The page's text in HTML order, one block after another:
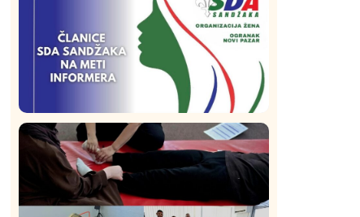
Požar od Magliča do Ušća, brda u
plamenu – vatrogasci na terenu
Istaknuto Politika 169
Organizacija žena SDA Sandžaka osudila
tekst Informera o Anisi Fetahović i Adeli
Melajac